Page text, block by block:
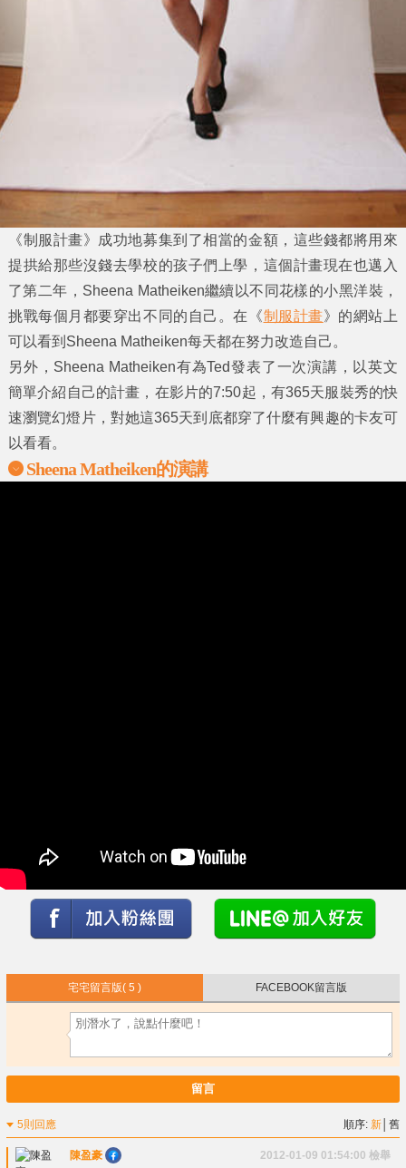
《制服計畫》成功地募集到了相當的金額，這些錢都將用來
提拱給那些沒錢去學校的孩子們上學，這個計畫現在也邁入
了第二年，Sheena Matheiken繼續以不同花樣的小黑洋裝，
挑戰每個月都要穿出不同的自己。在《制服計畫》的網站上
可以看到Sheena Matheiken每天都在努力改造自己。
另外，Sheena Matheiken有為Ted發表了一次演講，以英文
簡單介紹自己的計畫，在影片的7:50起，有365天服裝秀的快
速瀏覽幻燈片，對她這365天到底都穿了什麼有興趣的卡友可
以看看。
Sheena Matheiken的演講
宅宅留言版( 5 ) FACEBOOK留言版
留言
5則回應 順序:新 │舊
陳盈豪 2012-01-09 01:54:00 檢舉